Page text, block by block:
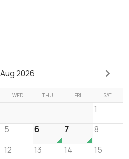
Aug 2026
WED THU FRI SAT
1
5 6 7
8
12 13 14
15